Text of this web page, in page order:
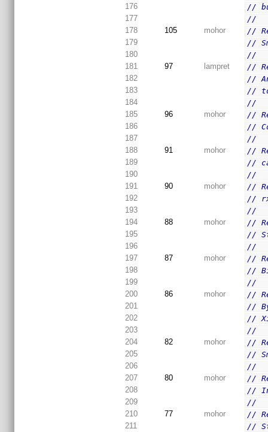
176
//
177
//
178
105 mohor
//
179
//
180
//
181
97 lampret
//
182
//
183
//
184
//
185
96 mohor
//
186
//
187
//
188
91 mohor
//
189
//
190
//
191
90 mohor
//
192
//
193
//
194
88 mohor
//
195
//
196
//
197
87 mohor
//
198
//
199
//
200
86 mohor
//
201
//
202
//
203
//
204
82 mohor
//
205
//
206
//
207
80 mohor
//
208
//
209
//
210
77 mohor
//
211
//